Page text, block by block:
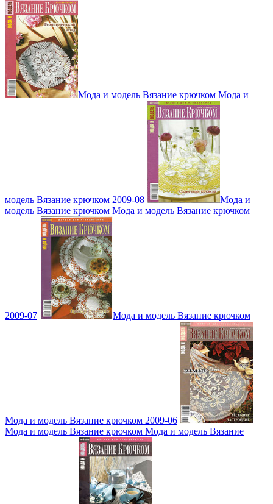
Мода и модель Вязание крючком Мода и
модель Вязание крючком 2009-08
Мода и
модель Вязание крючком Мода и модель Вязание крючком
2009-07 Мода и модель Вязание крючком
Мода и модель Вязание крючком 2009-06
Мода и модель Вязание крючком Мода и модель Вязание